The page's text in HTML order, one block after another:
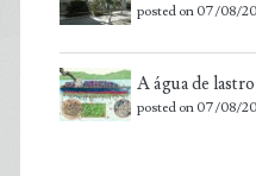
posted on 07/08/
A água de
posted on 07/08/